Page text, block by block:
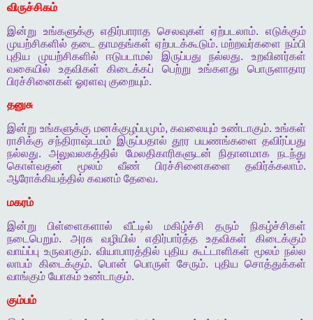
விருச்சிகம்
இன்று
உங்களுக்கு எதிர்பாராத செலவுகள் ஏற்படலாம்.எடுக்கும்
முயற்சிகளில் தடை தாமதங்கள் ஏற்படக்கூடும்.மற்றவர்களை நம்பி
புதிய
முயற்சிகளில் ஈடுபடாமல் இருப்பது நல்லது.உறவினர்கள்
வகையில்
உதவிகள் கிடைக்கப் பெற்று உங்களது
பொருளாதார
பிரச்சினைகள் ஓரளவு குறையும்.
தனுசு
இன்று உங்களுக்கு மனக்குழப்பமும்,கவலையும் உண்டாகும்.உங்கள்
ராசிக்கு சந்திராஷ்டமம் இருப்பதால் தூர பயணங்களை தவிர்ப்பது
நல்லது. அலுவலகத்தில் மேலதிகாரிகளுடன் நிதானமாக
நடந்து
கொள்வதன்
மூலம் வீண் பிரச்சினைகளை தவிர்க்கலாம்.
ஆரோக்கியத்தில் கவனம் தேவை.
மகரம்
இன்று
பிள்ளைகளால் வீட்டில் மகிழ்ச்சி தரும்
நிகழ்ச்சிகள்
நடைபெறும். அரசு வழியில் எதிர்பார்த்த உதவிகள்
கிடைக்கும்
வாய்ப்பு உருவாகும். வியாபாரத்தில் புதிய கூட்டாளிகள் மூலம் நல்ல
லாபம் கிடைக்கும். பொன் பொருள் சேரும். புதிய சொத்துக்கள்
வாங்கும் யோகம் உண்டாகும்.
கும்பம்